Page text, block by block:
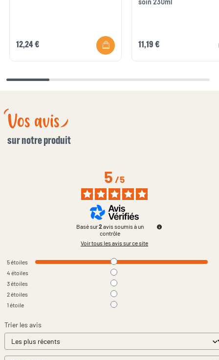
12,24 €
soin 230ml
11,19 €
Vos avis
sur notre produit
5/5
Basé sur2 avis soumis à un
contrôle
Voir tous les avis sur ce site
5étoiles
4 étoiles
3étoiles
2étoiles
1 étoile
Trier les avis